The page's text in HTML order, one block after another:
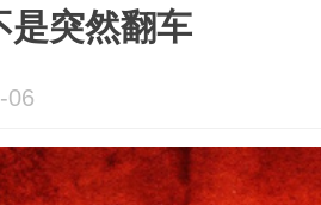
是突然翻车
06